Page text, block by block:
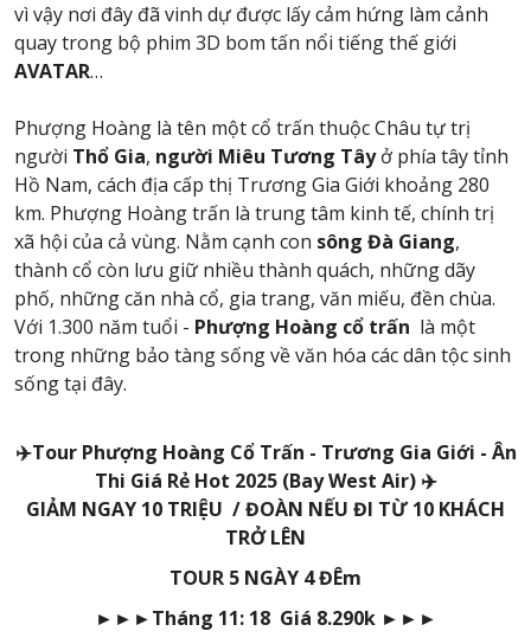
vì vậy nơi đây đã vinh dự được lấy cảm hứng làm cảnh
quay trong bộ phim 3D bom tấn nổi tiếng thế giới
AVATAR…
Phượng Hoàng là tên một cổ trấn thuộc Châu tự trị
người Thổ Gia, người Miêu Tương Tâyở phía tây tỉnh
Hồ Nam, cách địa cấp thị Trương Gia Giới khoảng 280
km. Phượng Hoàng trấn là trung tâm kinh tế, chính trị
xã hội của cả vùng. Nằm cạnh con sông Đà Giang,
thành cổ còn lưu giữ nhiều thành quách, những dãy
phố, những căn nhà cổ, gia trang, văn miếu, đền chùa.
Với 1.300 năm tuổi - Phượng Hoàng cổ trấn là một
trong những bảo tàng sống về văn hóa các dân tộc sinh
sống tại đây.
✈️Tour Phượng Hoàng Cổ Trấn - Trương Gia Giới - Ân
Thi Giá Rẻ Hot 2025 (Bay West Air)✈️
GIẢM NGAY 10 TRIỆU / ĐOÀN NẾU ĐI TỪ 10 KHÁCH
TRỞ LÊN
TOUR 5 NGÀY 4 ĐÊm
►►►Tháng 11: 18 Giá 8.290k ►►►